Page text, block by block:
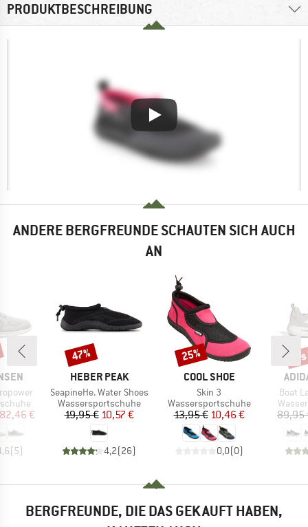
PRODUKTBESCHREIBUNG
ANDERE BERGFREUNDE SCHAUTEN SICH AUCH
AN
Preis
82,46 €
( 5)
MARKE
HEBER PEAK
Artikel
SeapineHe. Water Shoes
Produktgruppe
Wassersportschuhe
Preis
19,95 €reduzierter Preis
10,57 €
4,2(26)
Rabatt
47%
MARKE
COOL SHOE
Artikel
Skin 3
Produktgruppe
Wassersportschuhe
Preis
13,95 €reduzierter Preis
10,46 €
0,0(0)
Rabatt
25%
Artikel
Boat
89,95
BERGFREUNDE, DIE DAS GEKAUFT HABEN,